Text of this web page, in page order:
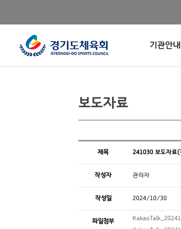
기관안내
보도자료
제목 241030 보도자료(
작성자 관리자
작성일 2024/10/30
파일첨부